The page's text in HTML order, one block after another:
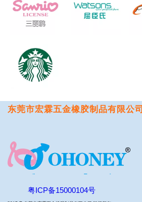
东莞市宏霖五金橡胶制品有限公司
粤ICP备15000104号